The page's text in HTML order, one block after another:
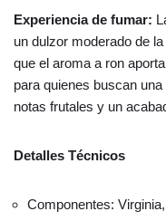
Experiencia de fumar:
un dulzor moderado de
que el aroma a ron
para quienes buscan
notas frutales y un
Detalles Técnicos
Componentes: